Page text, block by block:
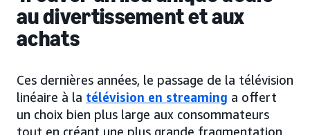
au divertissement et aux
achats
Ces dernières années, le passage de la télévision
linéaire à la télévision en streaming a offert
un choix bien plus large aux consommateurs
tout en créant une plus grande fragmentation